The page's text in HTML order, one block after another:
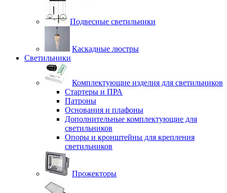
Подвесные светильники
Каскадные люстры
Светильники
Комплектующие изделия для светильников
Стартеры и ПРА
Патроны
Основания и плафоны
Дополнительные комплектующие для
светильников
Опоры и кронштейны для крепления
светильников
Прожекторы